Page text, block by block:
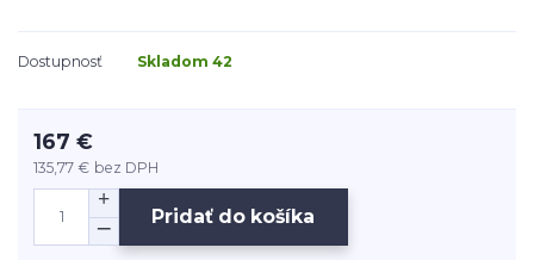
Dostupnosť Skladom 42
167 €
135,77 € bez DPH
Pridať do košíka